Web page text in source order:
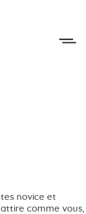
novice et
comme vous,